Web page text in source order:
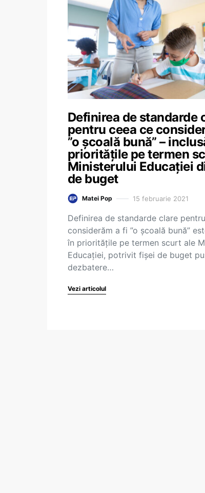
Definirea de standarde
pentru ceea ce
”o școală bună” –
prioritățile pe termen
Ministerului Educației
de buget
Matei Pop 15 februarie 2021
Definirea de standarde clare
considerăm a fi ”o școală bună”
în prioritățile pe termen scurt ale
Educației, potrivit fișei de buget
dezbatere…
Vezi articolul